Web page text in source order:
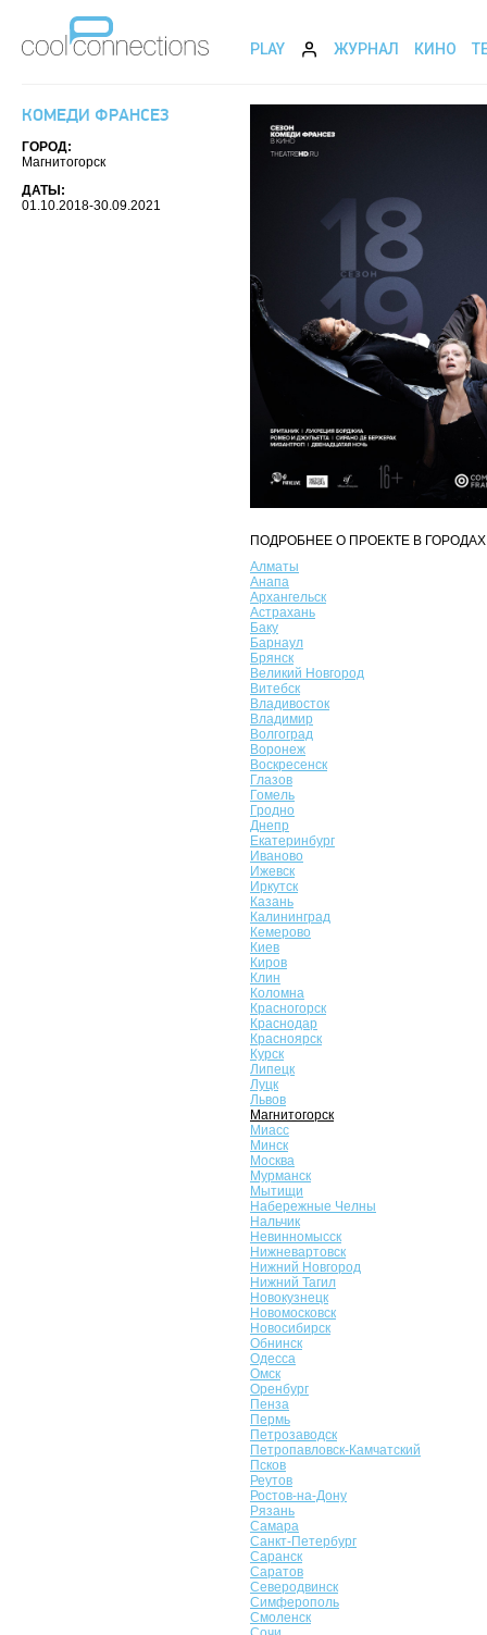
PLAY ЖУРНАЛ КИНО
КОМЕДИ ФРАНСЕЗ
ГОРОД:
Магнитогорск
ДАТЫ:
01.10.2018-30.09.2021
ПОДРОБНЕЕ О ПРОЕКТЕ В
Алматы
Анапа
Архангельск
Астрахань
Баку
Барнаул
Брянск
Великий Новгород
Витебск
Владивосток
Владимир
Волгоград
Воронеж
Воскресенск
Глазов
Гомель
Гродно
Днепр
Екатеринбург
Иваново
Ижевск
Иркутск
Казань
Калининград
Кемерово
Киев
Киров
Клин
Коломна
Красногорск
Краснодар
Красноярск
Курск
Липецк
Луцк
Львов
Магнитогорск
Миасс
Минск
Москва
Мурманск
Мытищи
Набережные Челны
Нальчик
Невинномысск
Нижневартовск
Нижний Новгород
Нижний Тагил
Новокузнецк
Новомосковск
Новосибирск
Обнинск
Одесса
Омск
Оренбург
Пенза
Пермь
Петрозаводск
Петропавловск-Камчатский
Псков
Реутов
Ростов-на-Дону
Рязань
Самара
Санкт-Петербург
Саранск
Саратов
Северодвинск
Симферополь
Смоленск